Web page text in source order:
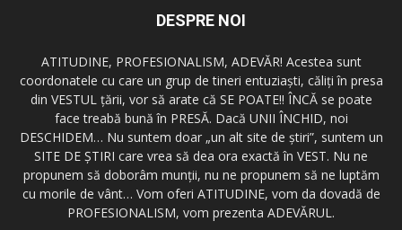
DESPRE NOI
ATITUDINE, PROFESIONALISM, ADEVĂR! Acestea sunt
coordonatele cu care un grup de tineri entuziaşti, căliţi în presa
din VESTUL ţării, vor să arate că SE POATE!! ÎNCĂ se poate
face treabă bună în PRESĂ. Dacă UNII ÎNCHID, noi
DESCHIDEM… Nu suntem doar „un alt site de ştiri”, suntem un
SITE DE ŞTIRI care vrea să dea ora exactă în VEST. Nu ne
propunem să doborâm munţii, nu ne propunem să ne luptăm
cu morile de vânt… Vom oferi ATITUDINE, vom da dovadă de
PROFESIONALISM, vom prezenta ADEVĂRUL.